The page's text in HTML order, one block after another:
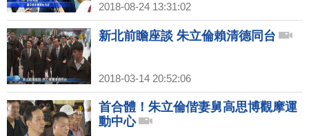
2018-08-24 13:31:02
新北前瞻座談 朱立倫賴清德同台
2018-03-14 20:52:06
首合體！朱立倫偕妻舅高思博觀摩運
動中心